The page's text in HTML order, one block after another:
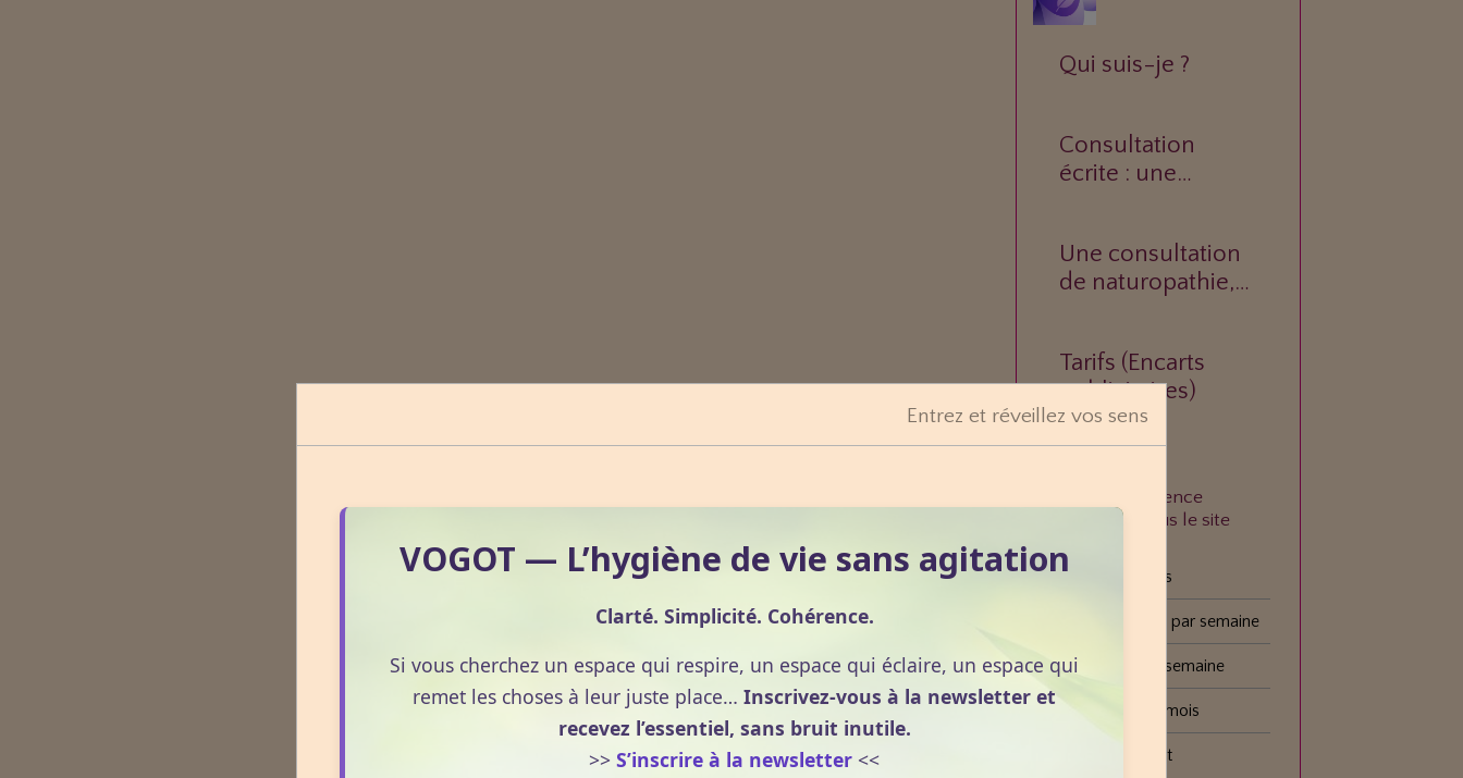
Qui suis-je ?
Consultation
écrite : une
votre question.
Une consultation
de naturopathie,
Tarifs (Encarts
publicitaires)
À quelle fréquence
consultez-vous le site
Tous les jours
Plusieurs fois par semaine
Une fois par semaine
Une fois par mois
Plus rarement
Entrez et réveillez vos sens
VOGOT — L’hygiène de vie sans agitation
Clarté. Simplicité. Cohérence.
Si vous cherchez un espace qui respire, un espace qui éclaire, un espace qui
remet les choses à leur juste place… Inscrivez-vous à la newsletter et
recevez l’essentiel, sans bruit inutile.
>> S’inscrire à la newsletter <<